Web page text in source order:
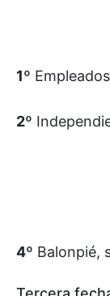
1º
2º
4º Balonpié,